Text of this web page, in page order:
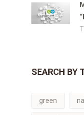
SEARCH BY
green